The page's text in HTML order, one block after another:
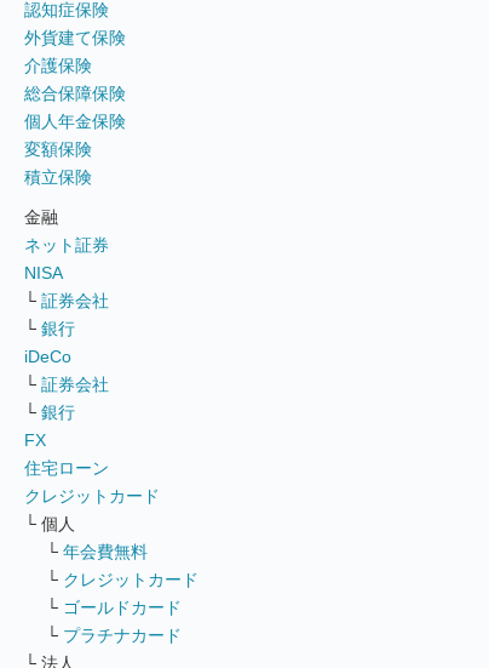
認知症保険
外貨建て保険
介護保険
総合保障保険
個人年金保険
変額保険
積立保険
金融
ネット証券
NISA
└ 証券会社
└ 銀行
iDeCo
└ 証券会社
└ 銀行
FX
住宅ローン
クレジットカード
└ 個人
└ 年会費無料
└ クレジットカード
└ ゴールドカード
└ プラチナカード
└ 法人